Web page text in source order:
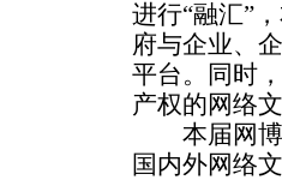
进行“融汇”
府与企业、
平台。同时
产权的网络
本届网博
国内外网络